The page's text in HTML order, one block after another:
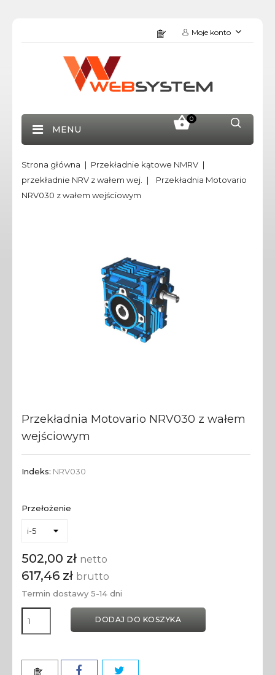
Moje konto
0
MENU
Strona główna
Przekładnie kątowe NMRV
przekładnie NRV z wałem wej.
Przekładnia Motovario
NRV030 z wałem wejściowym
Przekładnia Motovario NRV030 z wałem
wejściowym
Indeks: NRV030
Przełożenie
502,00 zł netto
617,46 zł brutto
Termin dostawy 5-14 dni
DODAJ DO KOSZYKA